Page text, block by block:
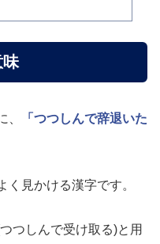
味
、
「つつしんで辞退いた
く見かける漢字です。
つしんで受け取る)と用